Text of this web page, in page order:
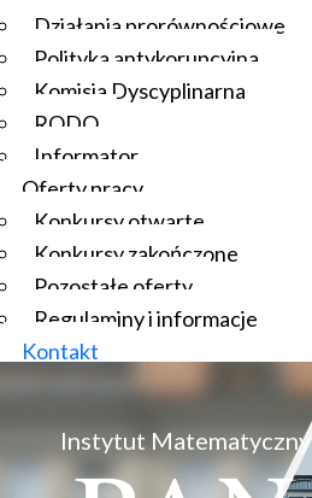
Działania prorównościowe
Polityka antykorupcyjna
Komisja Dyscyplinarna
RODO
Informator
Oferty pracy
Konkursy otwarte
Konkursy zakończone
Pozostałe oferty
Regulaminy i informacje
Kontakt
Instytut Matematyczny